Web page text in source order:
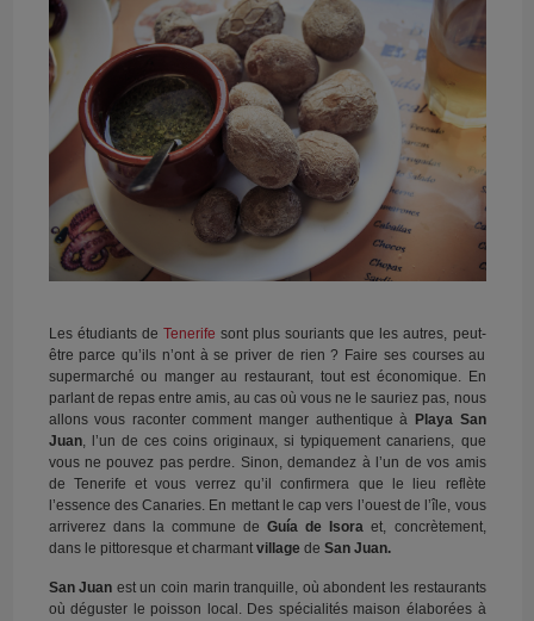
Les étudiants de Tenerife sont plus souriants que les autres, peut-
être parce qu’ils n’ont à se priver de rien ? Faire ses courses au
supermarché ou manger au restaurant, tout est économique. En
parlant de repas entre amis, au cas où vous ne le sauriez pas, nous
allons vous raconter comment manger authentique à Playa San
Juan, l’un de ces coins originaux, si typiquement canariens, que
vous ne pouvez pas perdre. Sinon, demandez à l’un de vos amis
de Tenerife et vous verrez qu’il confirmera que le lieu reflète
l’essence des Canaries. En mettant le cap vers l’ouest de l’île, vous
arriverez dans la commune deGuía de Isora et, concrètement,
dans le pittoresque et charmantvillage de San Juan.
San Juan est un coin marin tranquille, où abondent les restaurants
où déguster le poisson local. Des spécialités maison élaborées à